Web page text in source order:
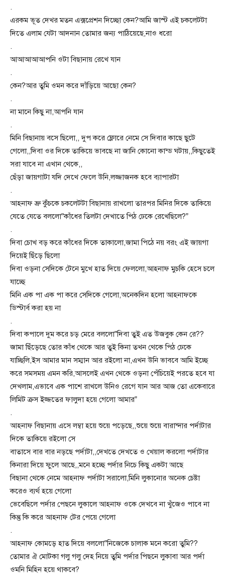
.
এরকম ভূত দেখর মতন এক্সপ্রেশন দিচ্ছো কেন?আমি জাস্ট এই চকলেটটা
দিতে এলাম যেটা আদনান তোমার জন্য পাঠিয়েছে,নাও ধরো
.
আআআআআপনি ওটা বিছানায় রেখে যান
.
কেন?আর তুমি ওমন করে দাঁড়িয়ে আছো কেন?
.
না মানে কিছু না,আপনি যান
.
মিনি বিছানায় বসে ছিলো,, দুপ করে ফ্লোরে নেমে সে দিবার কাছে ছুটে
গেলো,,দিবা ওর দিকে তাকিয়ে ভাবছে না জানি কোনো কান্ড ঘটায়,,কিছুতেই
সরা যাবে না এখান থেকে,,
ছেঁড়া জায়গাটা যদি দেখে ফেলে উনি,লজ্জাজনক হবে ব্যাপারটা
.
আহনাফ ভ্রু কুঁচকে চকলেটটা বিছানায় রাখলো তারপর মিনির দিকে তাকিয়ে
যেতে যেতে বললো”কাঁধের তিলটা দেখাতে পিঠ ঢেকে রেখেছিলে?”
.
দিবা চোখ বড় করে কাঁধের দিকে তাকালো,জামা পিঠে নয় বরং এই জায়গা
দিয়েই ছিঁড়ে ছিলো
দিবা ওড়না সেদিকে টেনে মুখে হাত দিয়ে ফেললো,আহনাফ মুচকি হেসে চলে
যাচ্ছে
মিনি এক পা এক পা করে সেদিকে গেলো,অনেকদিন হলো আহনাফকে
ডিস্টার্ব করা হয় না
.
দিবা কপালে দুম করে চড় মেরে বললো”দিবা তুই এত উজবুক কেন রে??
জামা ছিঁড়েছে তোর কাঁধ থেকে আর তুই কিনা তখন থেকে পিঠ ঢেকে
যাচ্ছিলি,ইস আমার মান সম্মান আর রইলো না,এখন উনি ভাববে আমি ইচ্ছে
করে সমসময় এমন করি,আসলেই এখন থেকে ওড়না পেঁচিয়েই পরতে হবে যা
দেখলাম,এভাবে এক পাশে রাখলে উনিও রেগে যান আর আজ তো একেবারে
লিমিট ক্রস ইজ্জতের ফালুদা হয়ে গেলো আমার”
.
আহনাফ বিছানায় এসে লম্বা হয়ে শুয়ে পড়েছে,,শুয়ে শুয়ে বারান্দার পর্দাটার
দিকে তাকিয়ে রইলো সে
বাতাসে বার বার নড়ছে পর্দাটা,,দেখতে দেখতে ও খেয়াল করলো পর্দাটার
কিনারা দিয়ে ফুলে আছে,,মনে হচ্ছে পর্দার নিচে কিছু একটা আছে
বিছানা থেকে নেমে আহনাফ পর্দাটা সরালো,মিনি লুকানোর অনেক চেষ্টা
করেও ব্যর্থ হয়ে গেলো
ভেবেছিলে পর্দার পেছনে লুকালে আহনাফ ওকে দেখবে না খুঁজেও পাবে না
কিন্তু কি করে আহনাফ টের পেয়ে গেলো
.
আহনাফ কোমড়ে হাত দিয়ে বললো”নিজেকে চালাক মনে করো তুমি??
তোমার ঐ মোটকা গলু গলু দেহ নিয়ে তুমি পর্দার পিছনে লুকাবা আর পর্দা
ওমনি মিহিন হয়ে থাকবে?